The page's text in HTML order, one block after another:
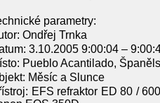
parametry:
Ondřej Trnka
3.10.2005 9:00:04 –
Pueblo Acantilado,
Měsíc a Slunce
EFS refraktor ED 80 /